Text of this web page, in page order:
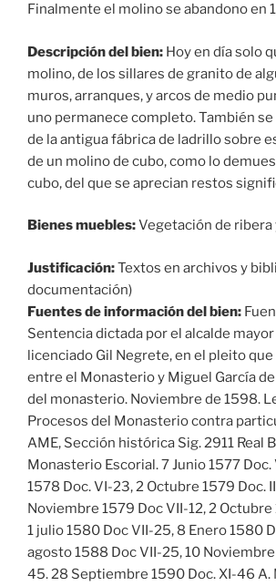
Finalmente el molino se abandono en
Descripción del bien: Hoy en día solo
molino, de los sillares de granito de
muros, arranques, y arcos de medio
uno permanece completo. También
de la antigua fábrica de ladrillo sobre
de un molino de cubo, como lo
cubo, del que se aprecian restos
Bienes muebles:Vegetación de ribera
Justificación:Textos en archivos y
documentación)
Fuentes de información del bien:
Sentencia dictada por el alcalde mayor
licenciado Gil Negrete, en el pleito
entre el Monasterio y Miguel García de
del monasterio. Noviembre de 1598.
Procesos del Monasterio contra
AME, Sección histórica Sig. 2911 Real
Monasterio Escorial. 7 Junio 1577 Doc.
1578 Doc. VI-23, 2 Octubre 1579 Doc.
Noviembre 1579 Doc VII-12, 2
1 julio 1580 Doc VII-25, 8 Enero 1580
agosto 1588 Doc VII-25, 10
45. 28 Septiembre 1590 Doc. XI-46 A.